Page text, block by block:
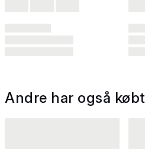
Andre har også købt